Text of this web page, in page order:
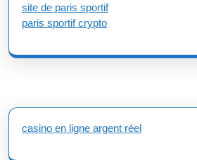
site de paris sportif
paris sportif crypto
casino en ligne argent réel